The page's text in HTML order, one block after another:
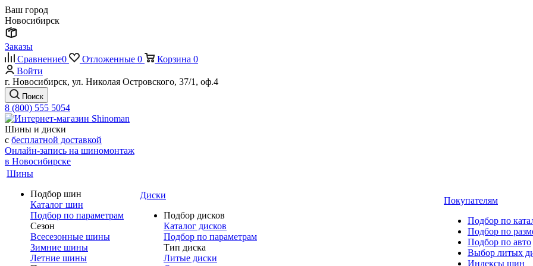
Ваш город
Новосибирск
Заказы
Сравнение0 Отложенные 0 Корзина 0
Войти
г. Новосибирск, ул. Николая Островского, 37/1, оф.4
Поиск
8 (800) 555 5054
Шины и диски
с бесплатной доставкой
Онлайн-запись на шиномонтаж
в Новосибирске
Шины
Подбор шин
Каталог шин
Подбор по параметрам
Сезон
Всесезонные шины
Зимние шины
Летние шины
Диски
Подбор дисков
Каталог дисков
Подбор по параметрам
Тип диска
Литые диски
Покупателям
Подбор по
Подбор по
Подбор по авто
Выбор литых
Индексы шин